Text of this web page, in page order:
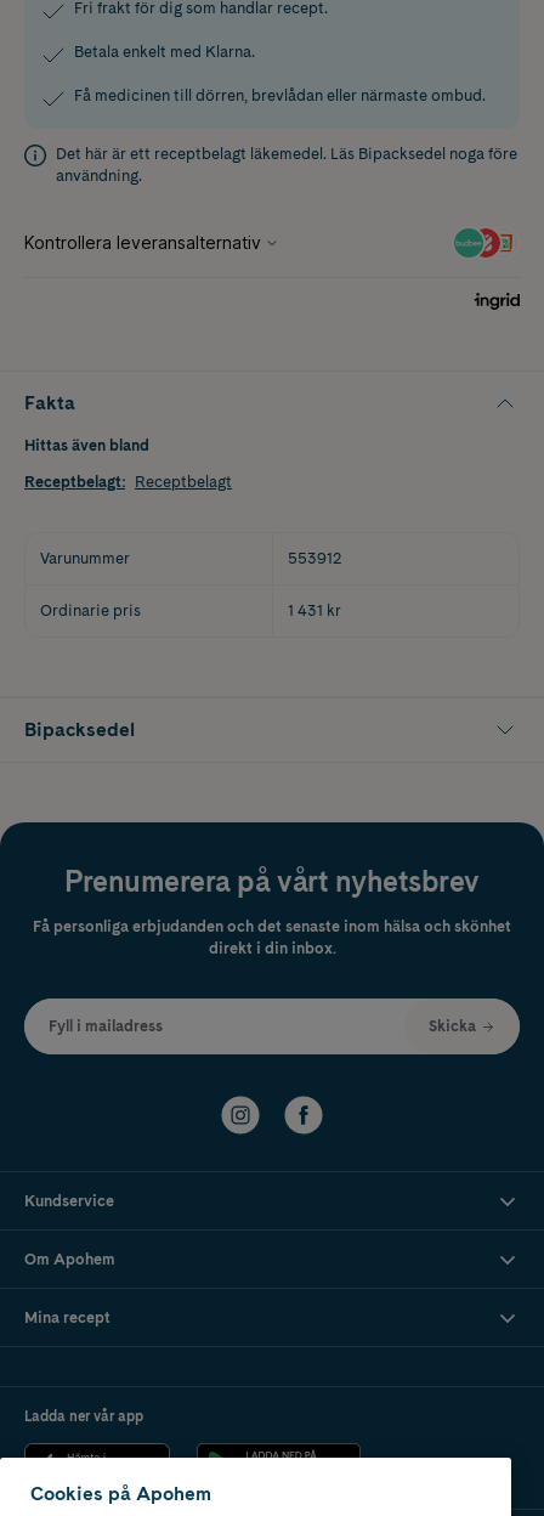
Fri frakt för dig som handlar recept.
Betala enkelt med Klarna.
Få medicinen till dörren, brevlådan eller närmaste ombud.
Det här är ett receptbelagt läkemedel. Läs Bipacksedel noga före
användning.
Fakta
Hittas även bland
Receptbelagt: Receptbelagt
Varunummer 553912
Ordinarie pris 1 431 kr
Bipacksedel
Prenumerera på vårt nyhetsbrev
Få personliga erbjudanden och det senaste inom hälsa och skönhet
direkt i din inbox.
Fyll i mailadress Skicka
Kundservice
Om Apohem
Mina recept
Ladda ner vår app
Cookies på Apohem